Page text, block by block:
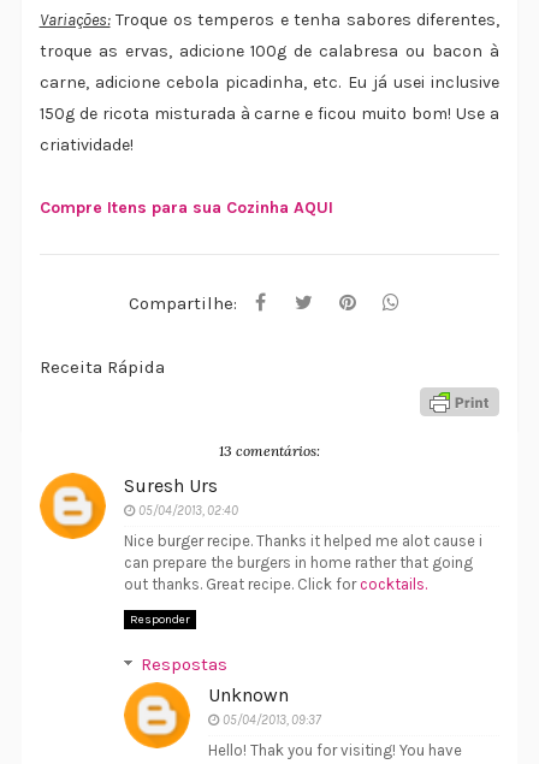
Variações:Troque os temperos e tenha sabores diferentes,
troque as ervas, adicione 100g de calabresa ou bacon à
carne, adicione cebola picadinha, etc. Eu já usei inclusive
150g de ricota misturada à carne e ficou muito bom! Use a
criatividade!
Compre Itens para sua Cozinha AQUI
Compartilhe:
Receita Rápida
13 comentários:
Suresh Urs
05/04/2013, 02:40
Nice burger recipe. Thanks it helped me alot cause i
can prepare the burgers in home rather that going
out thanks. Great recipe. Click for cocktails.
Responder
Respostas
Unknown
05/04/2013, 09:37
Hello! Thak you for visiting! You have